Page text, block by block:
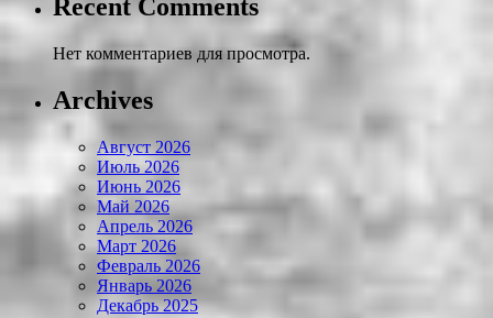
Recent Comments
Нет комментариев для просмотра.
Archives
Август 2026
Июль 2026
Июнь 2026
Май 2026
Апрель 2026
Март 2026
Февраль 2026
Январь 2026
Декабрь 2025